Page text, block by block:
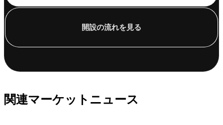
開設の流れを見る
関連マーケットニュース